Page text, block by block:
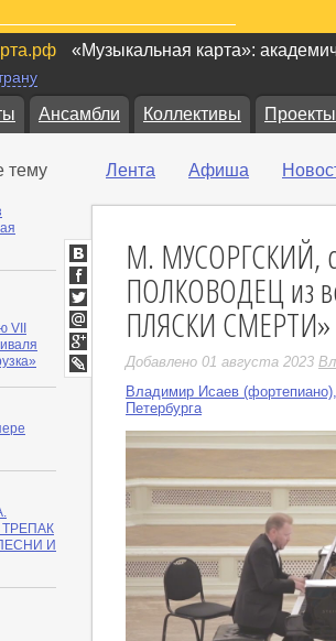
«Музыкальная карта»:
Ансамбли Коллективы Проекты
тему
VII
ТРЕПАК
И
Лента Афиша
М. МУСОРГСКИЙ,
ПОЛКОВОДЕЦ из
ПЛЯСКИ СМЕРТИ»
Добавлено 01 августа 2023
Владимир Исаев (фортепиано)
Петербурга
ВКонтакте
Facebook
Twitter
Мой
Мир
Google+
LiveJournal